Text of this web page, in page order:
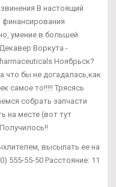
В настоящий
финансирования
умение в большей
Воркута -
Ноябрьск?
что бы не догадалась,как
самое то!!!!! Трясясь
собрать запчасти
на месте (вот тут
высыпать ее на
555-55-50 Расстояние: 11